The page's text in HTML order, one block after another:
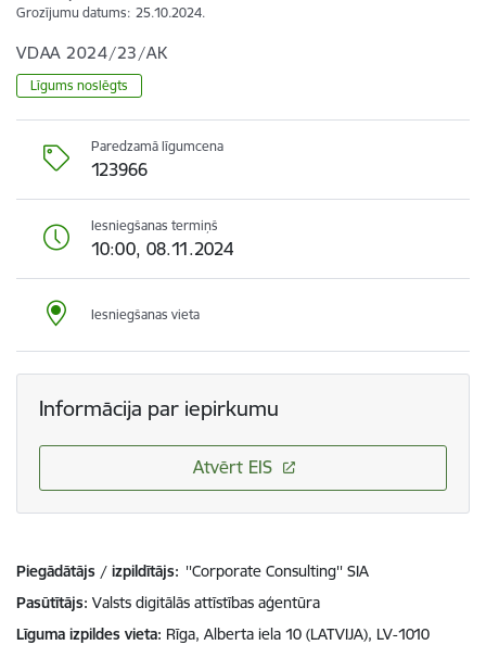
Grozījumu datums: 25.10.2024.
VDAA 2024/23/AK
Līgums noslēgts
Paredzamā līgumcena
123966
Iesniegšanas termiņš
10:00, 08.11.2024
Iesniegšanas vieta
Informācija par iepirkumu
Atvērt EIS
Piegādātājs / izpildītājs: ''Corporate Consulting'' SIA
Pasūtītājs Valsts digitālās attīstības aģentūra
Līguma izpildes vieta Rīga, Alberta iela 10 (LATVIJA), LV-1010